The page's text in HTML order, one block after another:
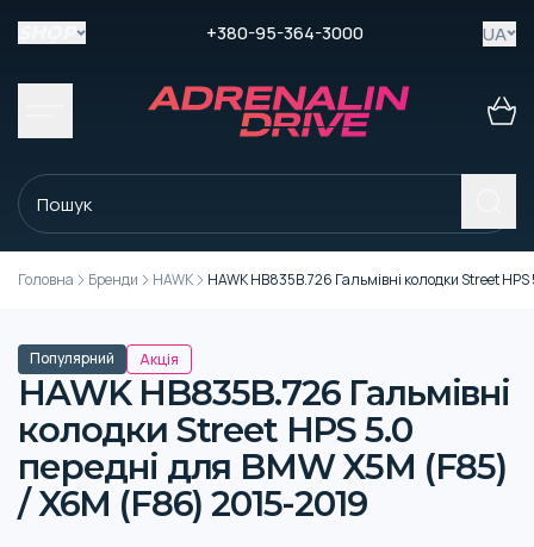
+380-95-364-3000 UA
Головна Бренди HAWK HAWK HB835B.726 Гальмівні колодки Street
Популярний Акція
HAWK HB835B.726 Гальмівні
колодки Street HPS 5.0
передні для BMW X5M (F85)
/ X6M (F86) 2015-2019